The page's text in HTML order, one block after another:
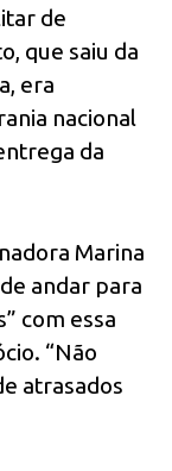
de
que saiu da
era
nacional
da
Marina
andar para
com essa
“Não
atrasados